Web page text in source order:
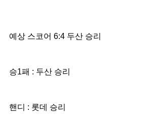
예상 스코어 6:4 두산 승리
승1패 : 두산 승리
핸디 : 롯데 승리